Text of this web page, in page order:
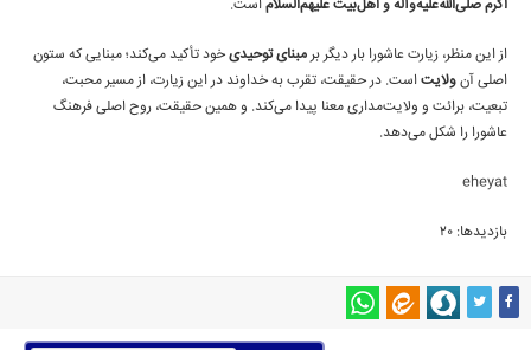
اکرم صلی‌الله‌علیه‌وآله و اهل‌بیت علیهم‌السلاماست.
از این منظر، زیارت عاشورا بار دیگر برمبنای توحیدیخود تأکید می‌کند؛ مبنایی که ستون
اصلی آنولایتاست. در حقیقت، تقرب به خداوند در این زیارت، از مسیر محبت،
تبعیت، برائت و ولایت‌مداری معنا پیدا می‌کند. و همین حقیقت، روح اصلی فرهنگ
عاشورا را شکل می‌دهد.
eheyat
بازدیدها: 20